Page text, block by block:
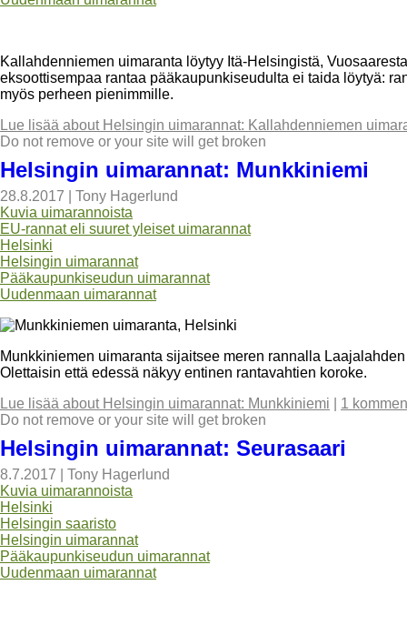
Kallahdenniemen uimaranta löytyy Itä-Helsingistä,
eksoottisempaa rantaa pääkaupunkiseudulta ei taida löytyä:
myös perheen pienimmille.
Lue lisää about Helsingin uimarannat: Kallahdenniemen
Do not remove or your site will get broken
Helsingin uimarannat: Munkkiniemi
28.8.2017
Tony Hagerlund
Kuvia uimarannoista
EU-rannat eli suuret yleiset uimarannat
Helsinki
Helsingin uimarannat
Pääkaupunkiseudun uimarannat
Uudenmaan uimarannat
Munkkiniemen uimaranta sijaitsee meren rannalla
Olettaisin että edessä näkyy entinen rantavahtien koroke.
Lue lisää about Helsingin uimarannat: Munkkiniemi
1
Do not remove or your site will get broken
Helsingin uimarannat: Seurasaari
8.7.2017
Tony Hagerlund
Kuvia uimarannoista
Helsinki
Helsingin saaristo
Helsingin uimarannat
Pääkaupunkiseudun uimarannat
Uudenmaan uimarannat